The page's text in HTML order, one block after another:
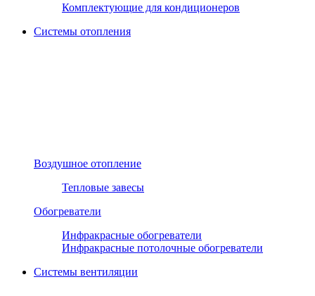
Комплектующие для кондиционеров
Системы отопления
Воздушное отопление
Тепловые завесы
Обогреватели
Инфракрасные обогреватели
Инфракрасные потолочные обогреватели
Системы вентиляции